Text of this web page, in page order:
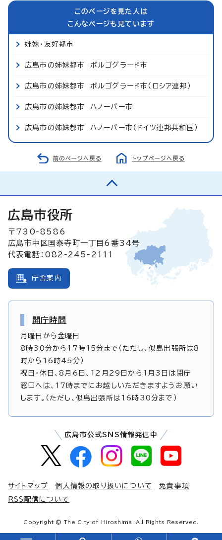
このページを見た人は
こんなページも見ています
姉妹・友好都市
広島市の姉妹都市 ボルゴグラード市
広島市の姉妹都市 ボルゴグラード市（ロシア連邦）
広島市の姉妹都市 ハノーバー市
広島市の姉妹都市 ハノーバー市（ドイツ連邦共和国）
前のページへ戻る トップページへ戻る
広島市役所
〒730-8586
広島市中区国泰寺町一丁目6番34号
代表電話：082-245-2111
庁舎案内
開庁時間
月曜日から金曜日
8時30分から17時15分まで（ただし、似島出張所は8
時から16時45分）
祝日・休日、8月6日、12月29日から1月3日は閉庁
窓口へは、17時までにお越しいただきますようお願い
します。（ただし、似島出張所は16時30分まで）
広島市公式SNS情報発信中
サイトマップ 個人情報の取り扱いについて
免責事項
RSS配信について
Copyright © The City of Hiroshima. All Rights Reserved.